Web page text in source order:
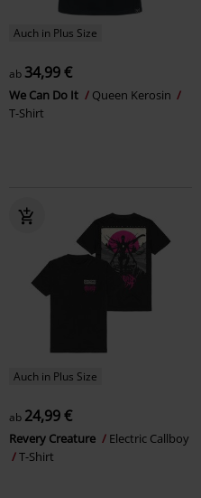
Auch in Plus Size
ab 34,99 €
We Can Do It
Queen Kerosin
T-Shirt
Auch in Plus Size
ab 24,99 €
Revery Creature
Electric Callboy
T-Shirt